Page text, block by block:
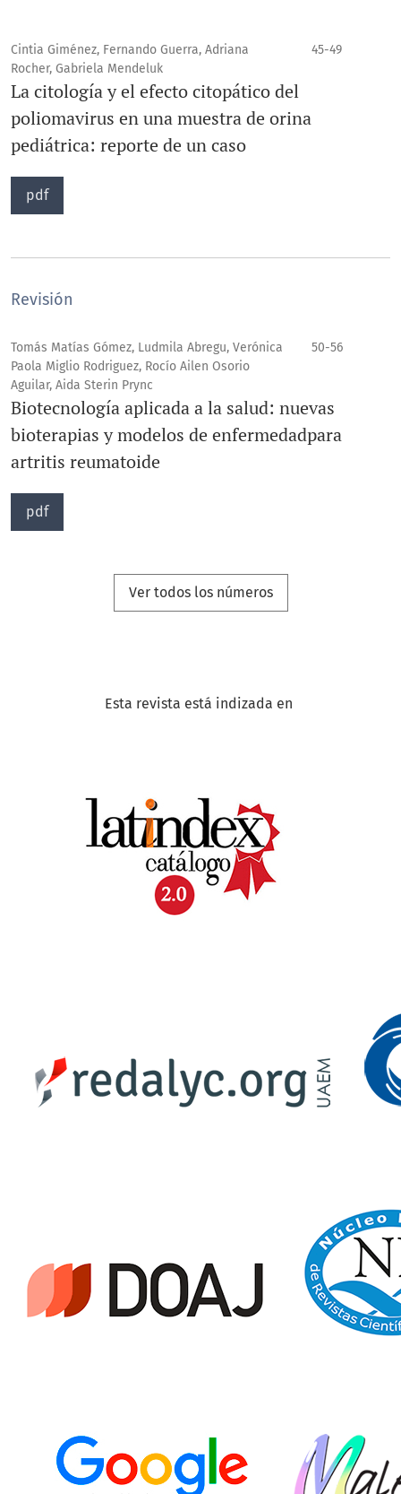
Cintia Giménez, Fernando Guerra, Adriana
Rocher, Gabriela Mendeluk
45-49
La citología y el efecto citopático del
poliomavirus en una muestra de orina
pediátrica: reporte de un caso
pdf
Revisión
Tomás Matías Gómez, Ludmila Abregu, Verónica
Paola Miglio Rodriguez, Rocío Ailen Osorio
Aguilar, Aida Sterin Prync
50-56
Biotecnología aplicada a la salud: nuevas
bioterapias y modelos de enfermedadpara
artritis reumatoide
pdf
Ver todos los números
Esta revista está indizada en